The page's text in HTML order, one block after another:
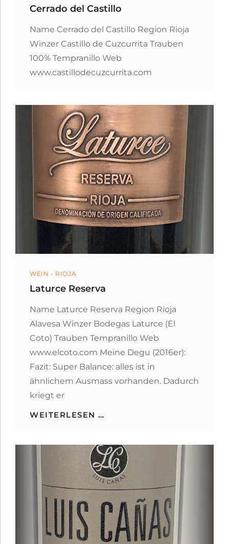
Cerrado del Castillo
Name Cerrado del Castillo Region Rioja
Winzer Castillo de Cuzcurrita Trauben
100% Tempranillo Web
www.castillodecuzcurrita.com
Categories
WEIN - RIOJA
Laturce Reserva
Name Laturce Reserva Region Rioja
Alavesa Winzer Bodegas Laturce (El
Coto) Trauben Tempranillo Web
www.elcoto.com Meine Degu (2016er):
Fazit: Super Balance: alles ist in
ähnlichem Ausmass vorhanden. Dadurch
kriegt er
WEITERLESEN …